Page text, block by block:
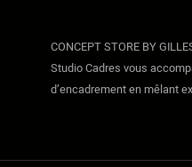
CONCEPT STORE BY
Studio Cadres vous
d’encadrement en mêlant